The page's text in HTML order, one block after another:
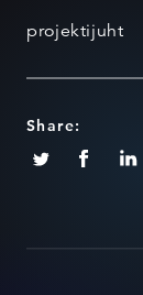
projektijuht
Share: